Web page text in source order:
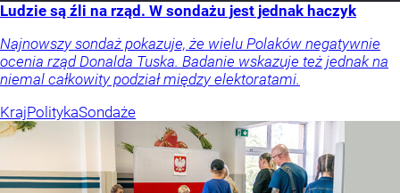
Ludzie są źli na rząd. W sondażu jest jednak haczyk
Najnowszy sondaż pokazuje, że wielu Polaków negatywnie
ocenia rząd Donalda Tuska. Badanie wskazuje też jednak na
niemal całkowity podział między elektoratami.
KrajPolitykaSondaże